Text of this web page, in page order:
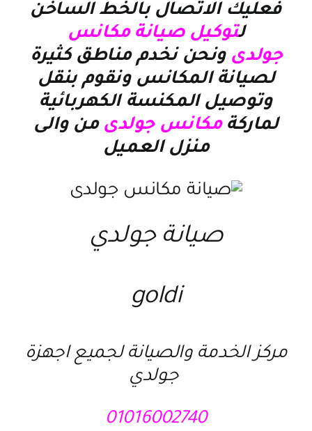
فعليك الاتصال بالخط الساخن
لتوكيل صيانة مكانس
جولدى ونحن نخدم مناطق كثيرة
لصيانة المكانس ونقوم بنقل
وتوصيل المكنسة الكهربائية
لماركةمكانس جولدى من والى
منزل العميل
صيانة جولدي
goldi
مركز الخدمة والصيانة لجميع اجهزة
جولدي
01016002740